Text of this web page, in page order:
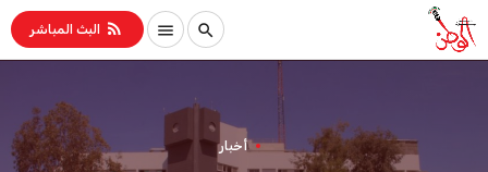
search
menu
rss_feed البث المباشر
أخبار